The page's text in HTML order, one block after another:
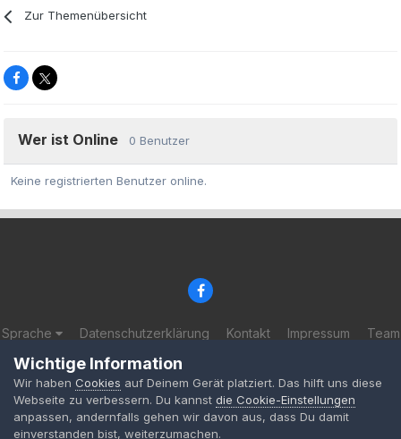
Zur Themenübersicht
Wer ist Online 0 Benutzer
Keine registrierten Benutzer online.
Sprache Datenschutzerklärung Kontakt Impressum Team
© 2002-2025 BF-Games.net
Powered by Invision Community
Wichtige Information
Wir haben Cookies auf Deinem Gerät platziert. Das hilft uns diese
Webseite zu verbessern. Du kannst die Cookie-Einstellungen
anpassen, andernfalls gehen wir davon aus, dass Du damit
einverstanden bist, weiterzumachen.